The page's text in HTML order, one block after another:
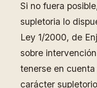
Si no fuera
supletoria lo
Ley 1/2000, de
sobre
tenerse en
carácter